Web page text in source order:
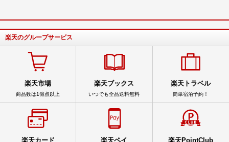
楽天のグループサービス
楽天市場
商品数は1億点以上
楽天ブックス
いつでも全品送料無料
楽天トラベル
簡単宿泊予約！
楽天カード 楽天ペイ 楽天PointClub